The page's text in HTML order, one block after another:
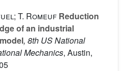
T. Romeuf Reduction
of an industrial
, 8th US National
Mechanics, Austin,